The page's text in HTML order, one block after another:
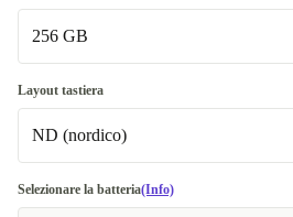
Premium
Disponibile in altre combinazioni
32.0 GB
256 GB
256 GB
512 GB
Layout tastiera
ND (nordico)
ND (nordico)
Selezionare la batteria(Info)